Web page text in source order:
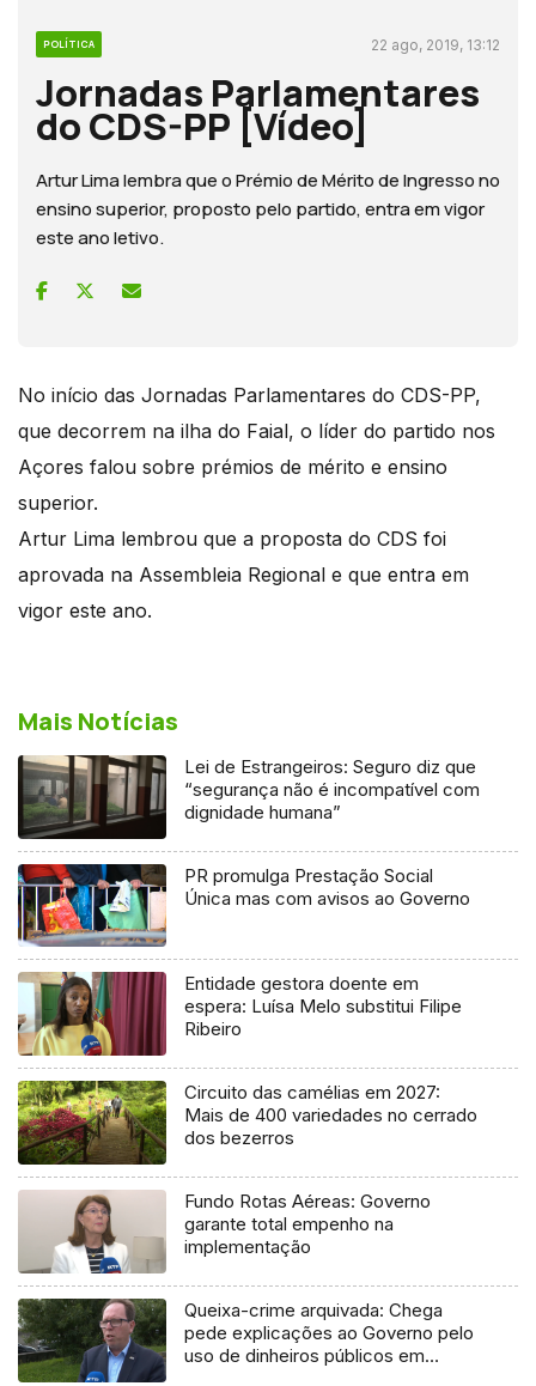
POLÍTICA 22 ago, 2019, 13:12
Jornadas Parlamentares
do CDS-PP [Vídeo]
Artur Lima lembra que o Prémio de Mérito de Ingresso no
ensino superior, proposto pelo partido, entra em vigor
este ano letivo.
No início das Jornadas Parlamentares do CDS-PP,
que decorrem na ilha do Faial, o líder do partido nos
Açores falou sobre prémios de mérito e ensino
superior.
Artur Lima lembrou que a proposta do CDS foi
aprovada na Assembleia Regional e que entra em
vigor este ano.
Mais Notícias
Lei de Estrangeiros: Seguro diz que
“segurança não é incompatível com
dignidade humana”
PR promulga Prestação Social
Única mas com avisos ao Governo
Entidade gestora doente em
espera: Luísa Melo substitui Filipe
Ribeiro
Circuito das camélias em 2027:
Mais de 400 variedades no cerrado
dos bezerros
Fundo Rotas Aéreas: Governo
garante total empenho na
implementação
Queixa-crime arquivada: Chega
pede explicações ao Governo pelo
uso de dinheiros públicos em